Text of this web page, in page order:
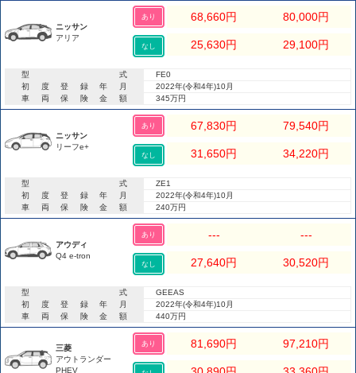
ニッサン
アリア
あり 68,660円 80,000円
なし 25,630円 29,100円
型式
FE0
初度登録年月
2022年(令和4年)10月
車両保険金額
345万円
ニッサン
リーフe+
あり 67,830円 79,540円
なし 31,650円 34,220円
型式
ZE1
初度登録年月
2022年(令和4年)10月
車両保険金額
240万円
アウディ
Q4 e-tron
あり --- ---
なし 27,640円 30,520円
型式
GEEAS
初度登録年月
2022年(令和4年)10月
車両保険金額
440万円
三菱
アウトランダー
PHEV
あり 81,690円 97,210円